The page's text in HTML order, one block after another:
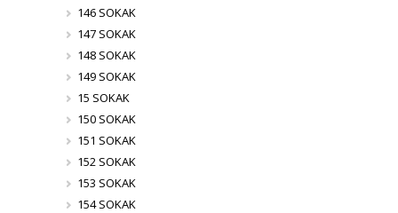
146 SOKAK
147 SOKAK
148 SOKAK
149 SOKAK
15 SOKAK
150 SOKAK
151 SOKAK
152 SOKAK
153 SOKAK
154 SOKAK